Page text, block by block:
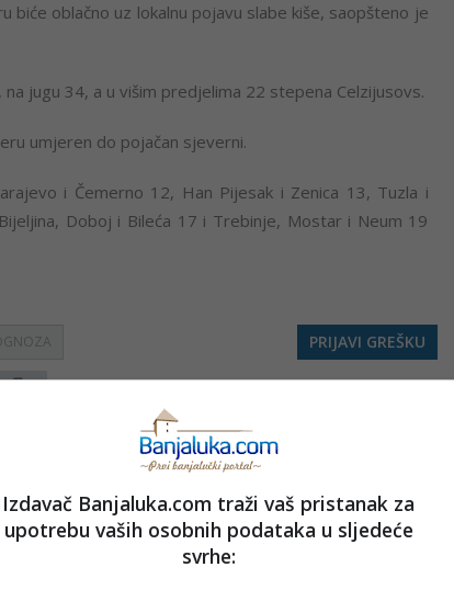
biće oblačno uz lokalnu pojavu slabe kiše, saopšteno je
jugu 34, a u višim predjelima 22 stepena Celzijusovs.
umjeren do pojačan sjeverni.
i Čemerno 12, Han Pijesak i Zenica 13, Tuzla i
Doboj i Bileća 17 i Trebinje, Mostar i Neum 19
PRIJAVI GREŠKU
internet portala Banjaluka.com. Molimo korisnike da se suzdrže od vrijeđanja,
komentar bez najave i objašnjenja. Zbog velikog broja komentara Banjaluka.com
mogućnost da među komentarima mogu biti pronađeni sadržaji koji mogu biti
Izdavač Banjaluka.com traži vaš pristanak za
upotrebu vaših osobnih podataka u sljedeće
svrhe: